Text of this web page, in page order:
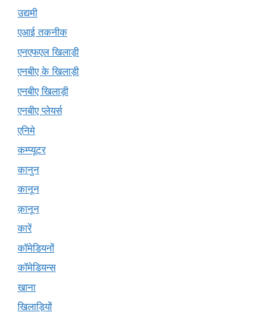
उद्यमी
एआई तकनीक
एनएफएल खिलाड़ी
एनबीए के खिलाड़ी
एनबीए खिलाड़ी
एनबीए प्लेयर्स
एनिमे
कम्प्यूटर
कानुन
कानून
क़ानून
कारें
कॉमेडियनों
कॉमेडियन्स
खाना
खिलाड़ियों